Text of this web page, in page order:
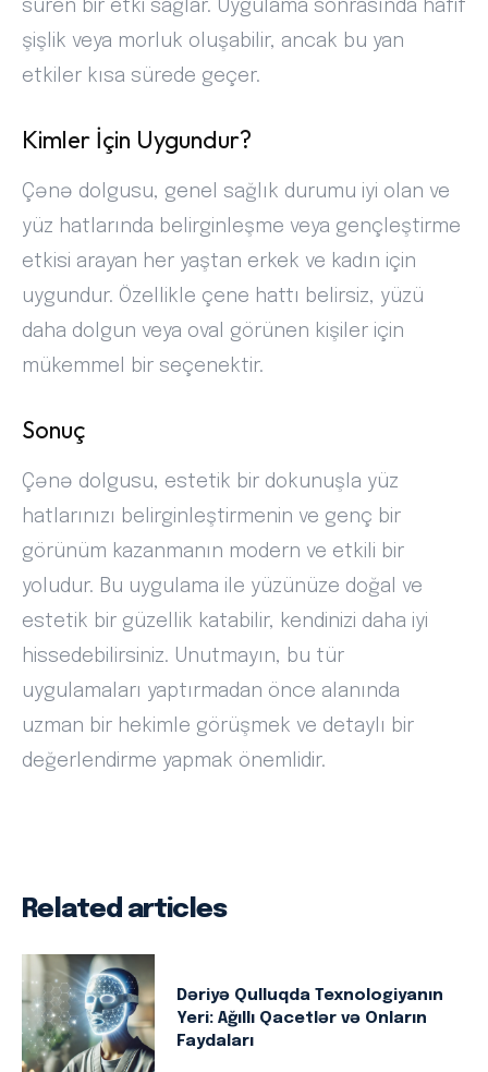
süren bir etki sağlar. Uygulama sonrasında hafif
şişlik veya morluk oluşabilir, ancak bu yan
etkiler kısa sürede geçer.
Kimler İçin Uygundur?
Çənə dolgusu, genel sağlık durumu iyi olan ve
yüz hatlarında belirginleşme veya gençleştirme
etkisi arayan her yaştan erkek ve kadın için
uygundur. Özellikle çene hattı belirsiz, yüzü
daha dolgun veya oval görünen kişiler için
mükemmel bir seçenektir.
Sonuç
Çənə dolgusu, estetik bir dokunuşla yüz
hatlarınızı belirginleştirmenin ve genç bir
görünüm kazanmanın modern ve etkili bir
yoludur. Bu uygulama ile yüzünüze doğal ve
estetik bir güzellik katabilir, kendinizi daha iyi
hissedebilirsiniz. Unutmayın, bu tür
uygulamaları yaptırmadan önce alanında
uzman bir hekimle görüşmek ve detaylı bir
değerlendirme yapmak önemlidir.
Related articles
Dəriyə Qulluqda Texnologiyanın
Yeri: Ağıllı Qacetlər və Onların
Faydaları